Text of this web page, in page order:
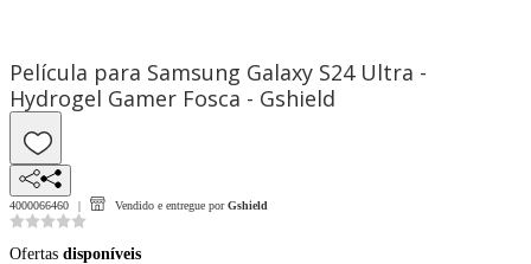
Película para Samsung Galaxy S24 Ultra -
Hydrogel Gamer Fosca - Gshield
4000066460 Vendido e entregue por Gshield
Ofertas disponíveis